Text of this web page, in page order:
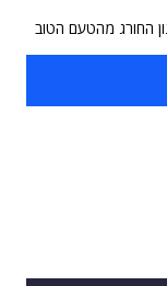
החורג מהטעם הטוב